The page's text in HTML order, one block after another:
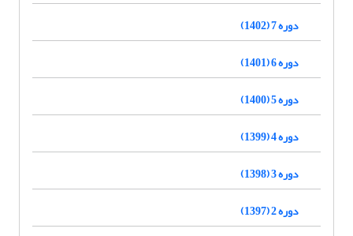
دوره 7 (1402)
دوره 6 (1401)
دوره 5 (1400)
دوره 4 (1399)
دوره 3 (1398)
دوره 2 (1397)